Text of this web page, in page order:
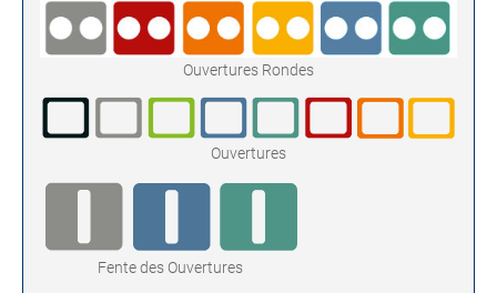
Ouvertures Rondes
Ouvertures
Fente des Ouvertures